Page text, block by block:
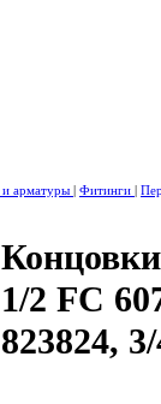
и арматуры | Фитинги |
1/2 FC
823824,